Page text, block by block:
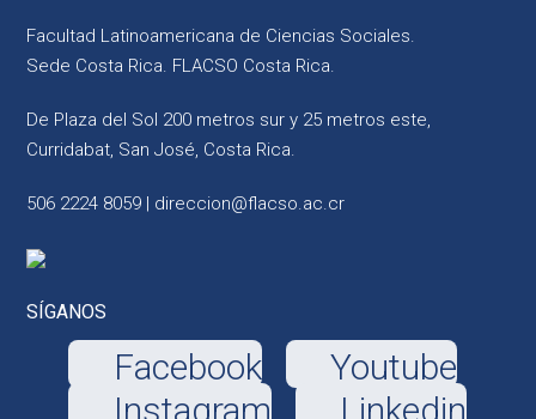
Facultad Latinoamericana de Ciencias Sociales.
Sede Costa Rica. FLACSO Costa Rica.
De Plaza del Sol 200 metros sur y 25 metros este,
Curridabat, San José, Costa Rica.
506 2224 8059 | direccion@flacso.ac.cr
SÍGANOS
Facebook
Youtube
Instagram
Linkedin